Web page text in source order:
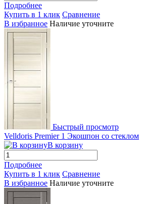
Подробнее
Купить в 1 клик Сравнение
В избранное Наличие уточните
Быстрый просмотр
Velldoris Premier 1 Экошпон со стеклом
В корзину
Подробнее
Купить в 1 клик Сравнение
В избранное Наличие уточните